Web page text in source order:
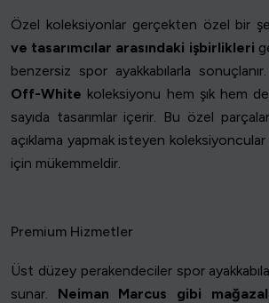
Özel koleksiyonlar gerçekten özel bir
ve tasarımcılar arasındaki işbirlikleri
benzersiz spor ayakkabılarla sonuçlanır.
Off-White koleksiyonu hem şık hem de
sayıda tasarımlar içerir. Bu özel
açıklama yapmak isteyen koleksiyoncular
için mükemmeldir.
Premium Hizmetler
Üst düzey perakendeciler spor
sunar. Neiman Marcus gibi